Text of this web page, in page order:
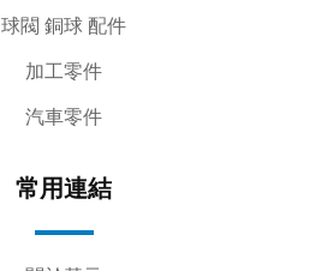
球閥 銅球 配件
加工零件
汽車零件
常用連結